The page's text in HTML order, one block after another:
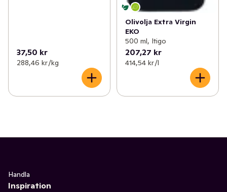
37,50 kr
288,46 kr /kg
Olivolja Extra Virgin
EKO
500 ml, Itigo
207,27 kr
414,54 kr /l
Handla
Inspiration